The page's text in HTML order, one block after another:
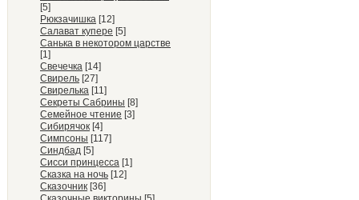
[5]
Рюкзачишка [12]
Салават купере [5]
Санька в некотором царстве
[1]
Свечечка [14]
Свирель [27]
Свирелька [11]
Секреты Сабрины [8]
Семейное чтение [3]
Сибирячок [4]
Симпсоны [117]
Синдбад [5]
Сисси принцесса [1]
Сказка на ночь [12]
Сказочник [36]